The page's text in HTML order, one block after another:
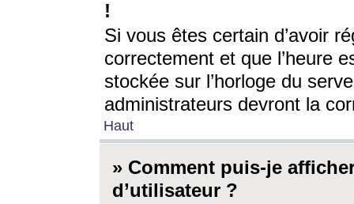
!
Si vous êtes certain d’avoir
correctement et que l’heure
stockée sur l’horloge du
administrateurs devront la
Haut
» Comment puis-je
d’utilisateur ?